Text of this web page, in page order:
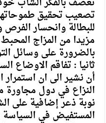
تصعيب تحقيق
للبطالة وانحسار
مزيدا من المزاج
بالضرورة على وسائل
ثانيا : تفاقم الاوضاع
أن نشير الى ان
النزاع في دول مجاورة
نوبة ذعر إضافية على
المستفيض في السياسة